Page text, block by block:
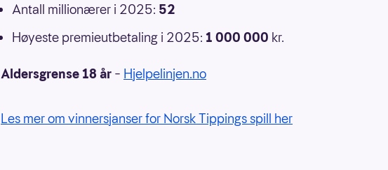
Antall millionærer i 2025: 52
Høyeste premieutbetaling i 2025: 1 000 000 kr.
Aldersgrense 18 år – Hjelpelinjen.no
Les mer om vinnersjanser for Norsk Tippings spill her